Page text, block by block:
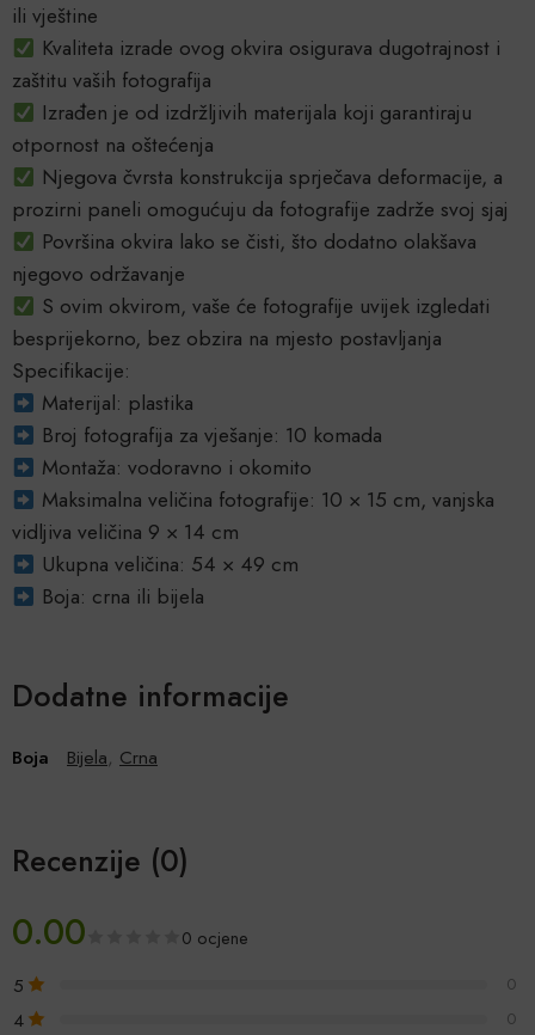
ili vještine
Kvaliteta izrade ovog okvira osigurava dugotrajnost i
zaštitu vaših fotografija
Izrađen je od izdržljivih materijala koji garantiraju
otpornost na oštećenja
Njegova čvrsta konstrukcija sprječava deformacije, a
prozirni paneli omogućuju da fotografije zadrže svoj sjaj
Površina okvira lako se čisti, što dodatno olakšava
njegovo održavanje
S ovim okvirom, vaše će fotografije uvijek izgledati
besprijekorno, bez obzira na mjesto postavljanja
Specifikacije:
Materijal: plastika
Broj fotografija za vješanje: 10 komada
Montaža: vodoravno i okomito
Maksimalna veličina fotografije: 10 × 15 cm, vanjska
vidljiva veličina 9 × 14 cm
Ukupna veličina: 54 × 49 cm
Boja: crna ili bijela
Dodatne informacije
Boja Bijela, Crna
Recenzije (0)
0.00 0 ocjene
5 0
4 0